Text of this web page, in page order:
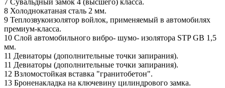
8 Холоднокатаная сталь 2 мм.
9 Теплозвукоизолятор войлок, применяемый в автомобилях
премиум-класса.
10 Слой автомобильного вибро- шумо- изолятора STP GB 1,5
мм.
11 Девиаторы (дополнительные точки запирания).
11 Девиаторы (дополнительные точки запирания).
12 Взломостойкая вставка "гранитобетон".
13 Броненакладка на ключевину цилиндрового замка.